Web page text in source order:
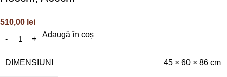
510,00 lei
Adaugă în coș
DIMENSIUNI 45 × 60 × 86 cm